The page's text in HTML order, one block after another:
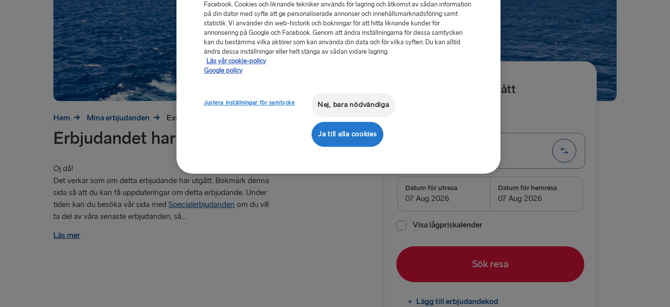
Hem Mina erbjudanden Extra Member day!
Erbjudandet har utgått
Oj då!
Det verkar som om detta erbjudande har utgått. Bokmärk denna
sida så att du kan få uppdateringar om detta erbjudande. Under
tiden kan du besöka vår sida med Specialerbjudanden om du vill
ta del av våra senaste erbjudanden, så...
Läs mer
Erbjudandet har utgått
Göteborg → Kiel
Trelleborg → Rostock
Kiel → Göteborg
Rostock → Trelleborg
Datum för utresa Datum för hemresa
Visa lågpriskalender
Sök resa
+ Lägg till erbjudandekod
Facebook. Cookies och liknande tekniker används för lagring och åtkomst av sådan information
på din dator med syfte att ge personaliserade annonser och innehållsmarknadsföring samt
statistik. Vi använder din web-historik och bokningar för att hitta liknande kunder för
annonsering på Google och Facebook. Genom att ändra inställningarna för dessa samtycken
kan du bestämma vilka aktörer som kan använda din data och för vilka syften. Du kan alltid
ändra dessa inställningar eller helt stänga av sådan vidare lagring.
Läs vår cookie-policy
Google policy
Justera inställningar för samtycke Nej, bara nödvändiga
Ja till alla cookies